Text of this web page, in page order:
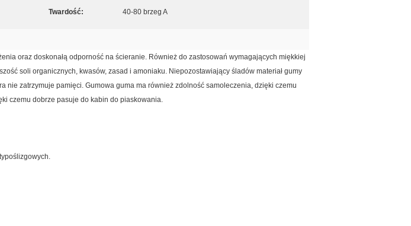
Twardość: 40-80 brzeg A
oraz doskonałą odporność na ścieranie. Również do zastosowań wymagających miękkiej
soli organicznych, kwasów, zasad i amoniaku. Niepozostawiający śladów materiał gumy
nie zatrzymuje pamięci. Gumowa guma ma również zdolność samoleczenia, dzięki czemu
czemu dobrze pasuje do kabin do piaskowania.